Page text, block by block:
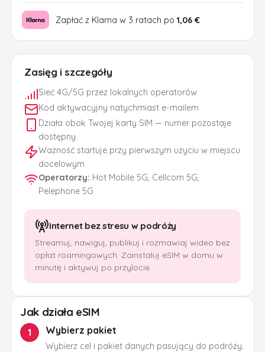
Zasięg i szczegóły
Sieć 4G/5G przez lokalnych operatorów
Kod aktywacyjny natychmiast e-mailem
Działa obok Twojej karty SIM — numer pozostaje
dostępny
Ważność startuje przy pierwszym użyciu w miejscu
docelowym
Operatorzy: Hot Mobile 5G, Cellcom 5G,
Pelephone 5G
Internet bez stresu w podróży
Streamuj, nawiguj, publikuj i rozmawiaj wideo bez
opłat roamingowych. Zainstaluj eSIM w domu w
minutę i aktywuj po przylocie.
Jak działa eSIM
1 Wybierz pakiet
Wybierz cel i pakiet danych pasujący do podróży.
Zapłać z Klarna w 3 ratach po 1,06 €